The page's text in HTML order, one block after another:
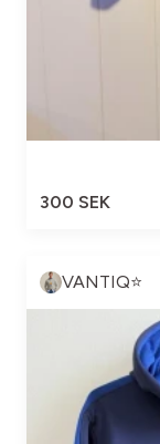
300 SEK
VANTIQ⭐️